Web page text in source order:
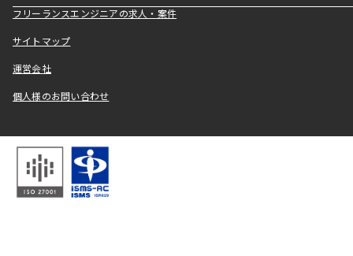
フリーランスエンジニアの求人・案件
サイトマップ
運営会社
個人様のお問い合わせ